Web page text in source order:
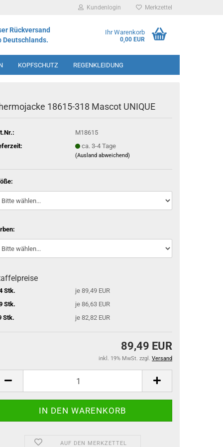
Kundenlogin Merkzettel
Rückversand
Deutschlands.
Ihr Warenkorb
0,00 EUR
KOPFSCHUTZ REGENKLEIDUNG
18615-318 Mascot UNIQUE
M18615
ca. 3-4 Tage
(Ausland abweichend)
Stk.
je 89,49 EUR
Stk.
je 86,63 EUR
Stk.
je 82,82 EUR
89,49 EUR
inkl. 19% MwSt. zzgl. Versand
AUF DEN MERKZETTEL